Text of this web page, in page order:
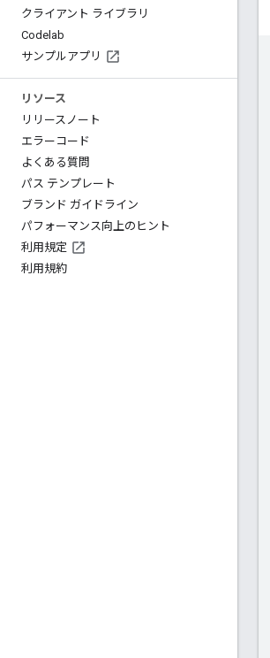
クライアント ライブラリ
Codelab
サンプルアプリ
リソース
リリースノート
エラーコード
よくある質問
パス テンプレート
ブランド ガイドライン
パフォーマンス向上のヒント
利用規定
利用規約